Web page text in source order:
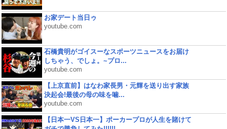
お家デート当日ゥ
youtube.com
石橋貴明がゴイスーなスポーツニュースをお届け
しちゃう、でしょ。~プロ...
youtube.com
【上京直前】はなわ家長男・元輝を送り出す家族
決起会!最後の母の味を噛...
youtube.com
【日本一VS日本一】ポーカープロが人生を賭けて